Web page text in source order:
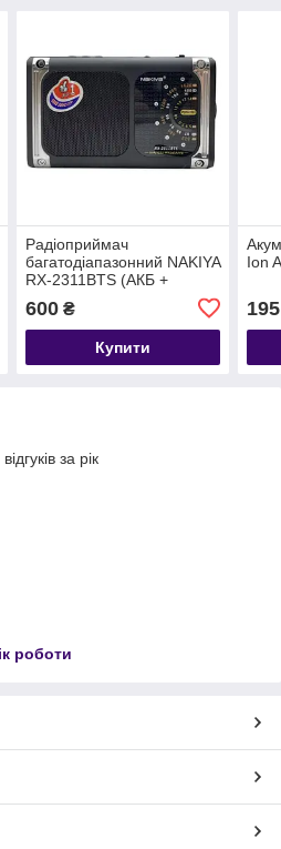
Радіоприймач
багатодіапазонний NAKIYA
RX-2311BTS (АКБ +
bluetooth
600₴
Купити
Ion
195
за рік
роботи